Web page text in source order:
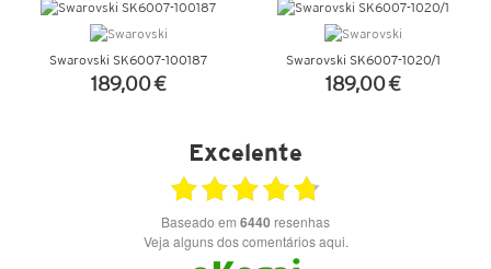
Swarovski SK6007-100187
189,00 €
Swarovski SK6007-1020/1
189,00 €
Excelente
Baseado em 6440 resenhas
Veja alguns dos comentários aqui.